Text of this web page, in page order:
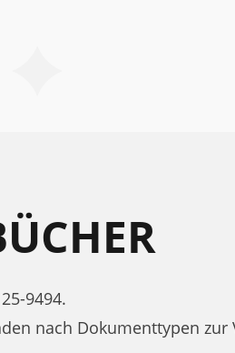
9494.
nach Dokumenttypen